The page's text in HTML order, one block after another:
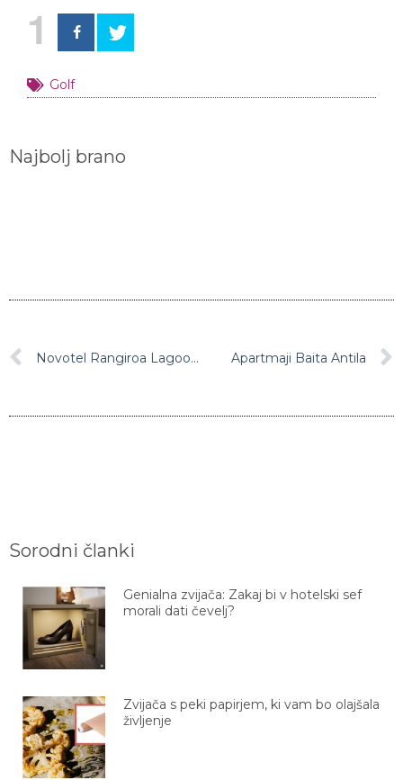
1
Golf
Najbolj brano
Novotel Rangiroa Lagoon Resort Apartmaji Baita Antila
Sorodni članki
Genialna zvijača: Zakaj bi v hotelski sef
morali dati čevelj?
Zvijača s peki papirjem, ki vam bo olajšala
življenje